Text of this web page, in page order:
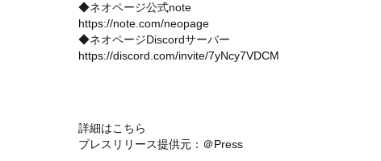
◆ネオページ公式note
https://note.com/neopage
◆ネオページDiscordサーバー
https://discord.com/invite/7yNcy7VDCM
詳細はこちら
プレスリリース提供元：＠Press